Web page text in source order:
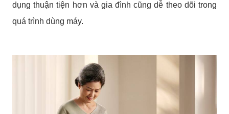
dụng thuận tiện hơn và gia đình cũng dễ theo dõi trong
quá trình dùng máy.